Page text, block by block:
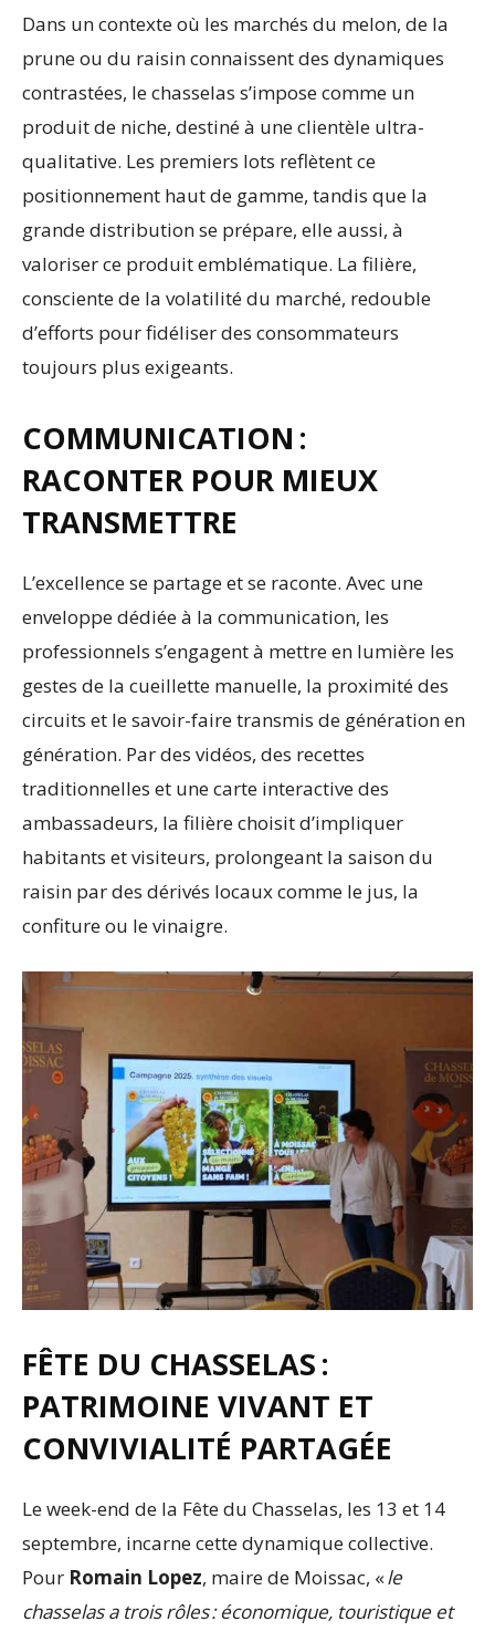
Dans un contexte où les marchés du melon, de la
prune ou du raisin connaissent des dynamiques
contrastées, le chasselas s’impose comme un
produit de niche, destiné à une clientèle ultra-
qualitative. Les premiers lots reflètent ce
positionnement haut de gamme, tandis que la
grande distribution se prépare, elle aussi, à
valoriser ce produit emblématique. La filière,
consciente de la volatilité du marché, redouble
d’efforts pour fidéliser des consommateurs
toujours plus exigeants.
COMMUNICATION :
RACONTER POUR MIEUX
TRANSMETTRE
L’excellence se partage et se raconte. Avec une
enveloppe dédiée à la communication, les
professionnels s’engagent à mettre en lumière les
gestes de la cueillette manuelle, la proximité des
circuits et le savoir-faire transmis de génération en
génération. Par des vidéos, des recettes
traditionnelles et une carte interactive des
ambassadeurs, la filière choisit d’impliquer
habitants et visiteurs, prolongeant la saison du
raisin par des dérivés locaux comme le jus, la
confiture ou le vinaigre.
FÊTE DU CHASSELAS :
PATRIMOINE VIVANT ET
CONVIVIALITÉ PARTAGÉE
Le week-end de la Fête du Chasselas, les 13 et 14
septembre, incarne cette dynamique collective.
Pour Romain Lopez, maire de Moissac, «le
chasselas a trois rôles : économique, touristique et